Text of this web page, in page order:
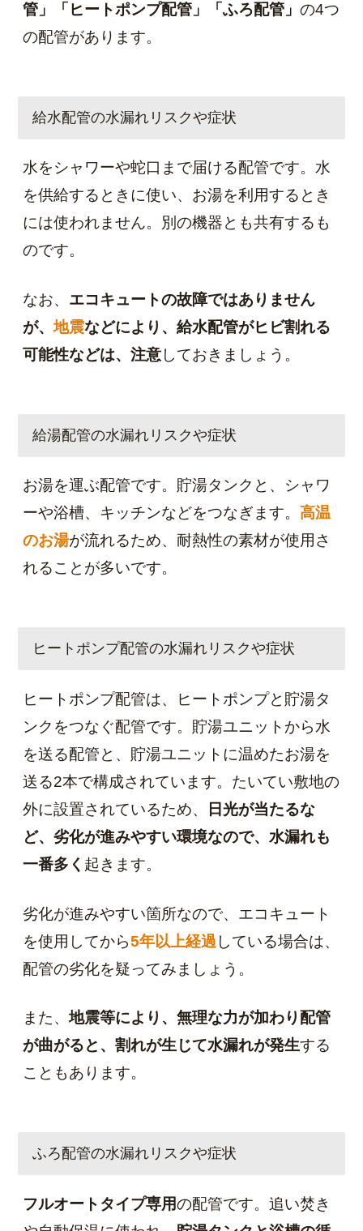
管」「ヒートポンプ配管」「ふろ配管」 の4つ
の配管があります。
給水配管の水漏れリスクや症状
水をシャワーや蛇口まで届ける配管です。水
を供給するときに使い、お湯を利用するとき
には使われません。別の機器とも共有するも
のです。
なお、 エコキュートの故障ではありません
が、地震などにより、給水配管がヒビ割れる
可能性などは、注意しておきましょう。
給湯配管の水漏れリスクや症状
お湯を運ぶ配管です。貯湯タンクと、シャワ
ーや浴槽、キッチンなどをつなぎます。 高温
のお湯が流れるため、耐熱性の素材が使用さ
れることが多いです。
ヒートポンプ配管の水漏れリスクや症状
ヒートポンプ配管は、ヒートポンプと貯湯タ
ンクをつなぐ配管です。貯湯ユニットから水
を送る配管と、貯湯ユニットに温めたお湯を
送る2本で構成されています。たいてい敷地の
外に設置されているため、
日光が当たるな
ど、劣化が進みやすい環境なので、水漏れも
一番多く 起きます。
劣化が進みやすい箇所なので、エコキュート
を使用してから5年以上経過 している場合は、
配管の劣化を疑ってみましょう。
また、地震等により、無理な力が加わり配管
が曲がると、割れが生じて水漏れが発生する
こともあります。
ふろ配管の水漏れリスクや症状
フルオートタイプ専用の配管です。追い焚き